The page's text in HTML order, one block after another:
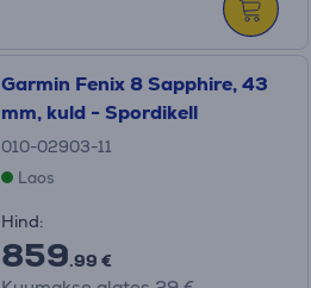
Garmin Fenix 8 Sapphire, 43
mm, kuld - Spordikell
010-02903-11
Laos
Hind:
859.99 €